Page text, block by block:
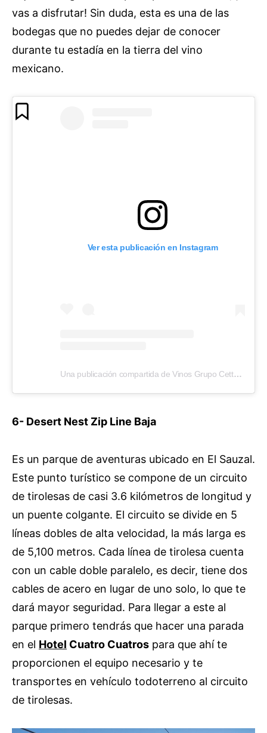
vas a disfrutar! Sin duda, esta es una de las
bodegas que no puedes dejar de conocer
durante tu estadía en la tierra del vino
mexicano.
Ver esta publicación en Instagram
Una publicación compartida de Vinos Grupo Cetto (@vinoslacetto)
6- Desert Nest Zip Line Baja
Es un parque de aventuras ubicado en El Sauzal.
Este punto turístico se compone de un circuito
de tirolesas de casi 3.6 kilómetros de longitud y
un puente colgante. El circuito se divide en 5
líneas dobles de alta velocidad, la más larga es
de 5,100 metros. Cada línea de tirolesa cuenta
con un cable doble paralelo, es decir, tiene dos
cables de acero en lugar de uno solo, lo que te
dará mayor seguridad. Para llegar a este al
parque primero tendrás que hacer una parada
en el Hotel Cuatro Cuatros para que ahí te
proporcionen el equipo necesario y te
transportes en vehículo todoterreno al circuito
de tirolesas.